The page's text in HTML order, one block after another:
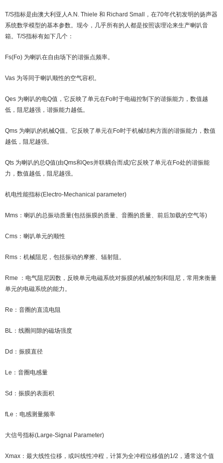
T/S指标是由澳大利亚人A.N. Thiele 和 Richard Small，在70年代初发明的扬声器
系统数学模型的基本参数。现今，几乎所有的人都是按照该理论来生产喇叭音
箱。T/S指标有如下几个：
Fs(Fo) 为喇叭在自由场下的谐振点频率。
Vas 为等同于喇叭顺性的空气容积。
Qes 为喇叭的电Q值，它反映了单元在Fo时于电磁控制下的谐振能力，数值越
低，阻尼越强，谐振能力越低。
Qms 为喇叭的机械Q值。它反映了单元在Fo时于机械结构方面的谐振能力，数值
越低，阻尼越强。
Qts 为喇叭的总Q值(由Qms和Qes并联耦合而成)它反映了单元在Fo处的谐振能
力，数值越低，阻尼越强。
机电性能指标(Electro-Mechanical parameter)
Mms：喇叭的总振动质量(包括振膜的质量、音圈的质量、前后加载的空气等)
Cms：喇叭单元的顺性
Rms：机械阻尼，包括振动的摩擦、辐射阻。
Rme ：电气阻尼因数，反映单元电磁系统对振膜的机械控制和阻尼，常用来衡量
单元的电磁系统的能力。
Re：音圈的直流电阻
BL：线圈间隙的磁场强度
Dd：振膜直径
Le：音圈电感量
Sd：振膜的表面积
fLe：电感测量频率
大信号指标(Large-Signal Parameter)
Xmax：最大线性位移，或叫线性冲程，计算为全冲程位移值的1/2，通常这个值